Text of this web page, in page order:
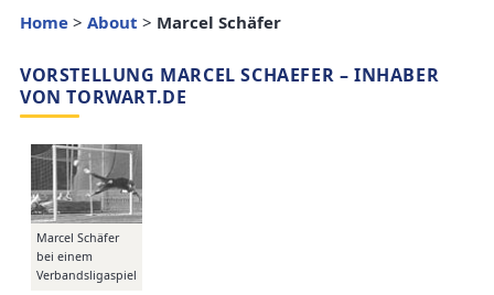
Home > About > Marcel Schäfer
VORSTELLUNG MARCEL SCHAEFER – INHABER
VON TORWART.DE
Marcel Schäfer
bei einem
Verbandsligaspiel